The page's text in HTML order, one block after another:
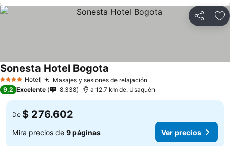
Compartir
4 EstrellasHotel Masajes y sesiones de relajación
Sonesta Hotel Bogota
9,2 Excelente 8.338 a 12.7 km de: Usaquén
De $ 276.602
Mira precios de 9 páginas Ver precios